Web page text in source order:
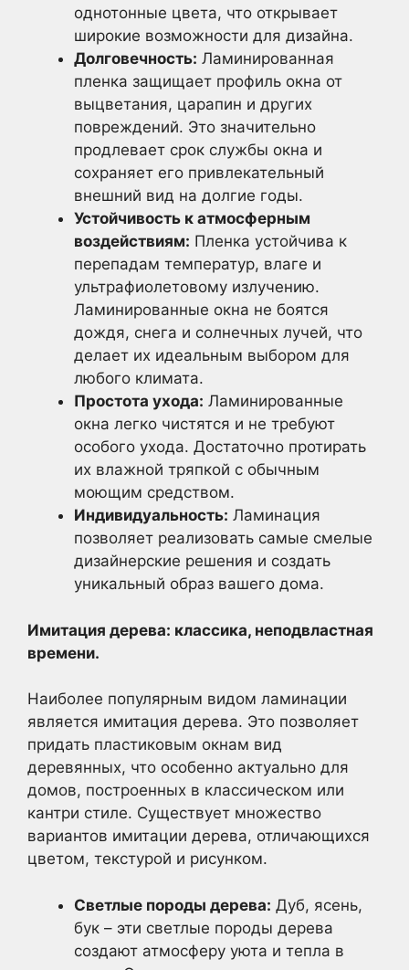
однотонные цвета, что открывает
широкие возможности для дизайна.
Долговечность: Ламинированная
пленка защищает профиль окна от
выцветания, царапин и других
повреждений. Это значительно
продлевает срок службы окна и
сохраняет его привлекательный
внешний вид на долгие годы.
Устойчивость к атмосферным
воздействиям: Пленка устойчива к
перепадам температур, влаге и
ультрафиолетовому излучению.
Ламинированные окна не боятся
дождя, снега и солнечных лучей, что
делает их идеальным выбором для
любого климата.
Простота ухода: Ламинированные
окна легко чистятся и не требуют
особого ухода. Достаточно протирать
их влажной тряпкой с обычным
моющим средством.
Индивидуальность: Ламинация
позволяет реализовать самые смелые
дизайнерские решения и создать
уникальный образ вашего дома.
Имитация дерева: классика, неподвластная
времени.
Наиболее популярным видом ламинации
является имитация дерева. Это позволяет
придать пластиковым окнам вид
деревянных, что особенно актуально для
домов, построенных в классическом или
кантри стиле. Существует множество
вариантов имитации дерева, отличающихся
цветом, текстурой и рисунком.
Светлые породы дерева: Дуб, ясень,
бук – эти светлые породы дерева
создают атмосферу уюта и тепла в